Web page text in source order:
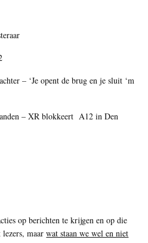
– ‘Je opent de brug en je sluit ‘m
– XR blokkeert A12 in Den
op berichten te krijgen en op die
lezers, maarwat staan we wel en niet